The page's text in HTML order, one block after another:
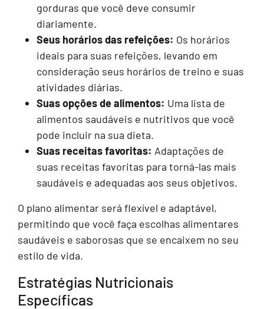
gorduras que você deve consumir
diariamente.
Seus horários das refeições: Os horários
ideais para suas refeições, levando em
consideração seus horários de treino e suas
atividades diárias.
Suas opções de alimentos: Uma lista de
alimentos saudáveis e nutritivos que você
pode incluir na sua dieta.
Suas receitas favoritas: Adaptações de
suas receitas favoritas para torná-las mais
saudáveis e adequadas aos seus objetivos.
O plano alimentar será flexível e adaptável,
permitindo que você faça escolhas alimentares
saudáveis e saborosas que se encaixem no seu
estilo de vida.
Estratégias Nutricionais
Específicas